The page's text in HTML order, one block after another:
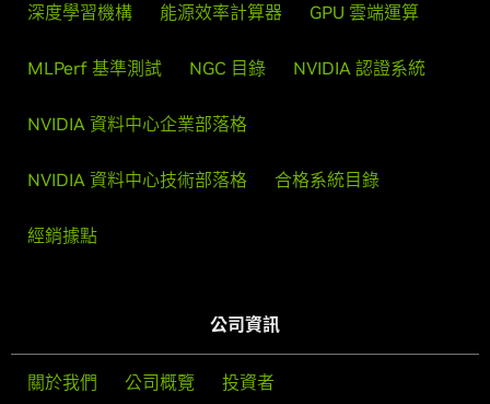
深度學習機構 能源效率計算器 GPU 雲端運算
MLPerf 基準測試 NGC 目錄 NVIDIA 認證系統
NVIDIA 資料中心企業部落格
NVIDIA 資料中心技術部落格 合格系統目錄
經銷據點
公司資訊
關於我們 公司概覽 投資者